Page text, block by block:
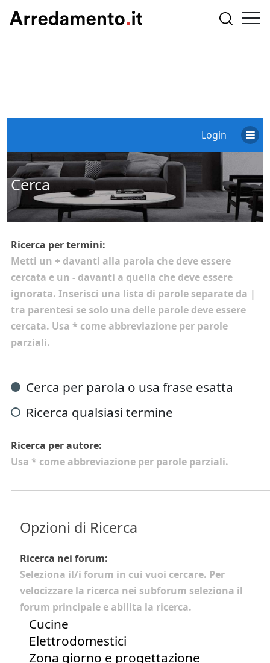
Login
Cerca
Ricerca per termini:
Metti un + davanti alla parola che deve essere
cercata e un - davanti a quella che deve essere
ignorata. Inserisci una lista di parole separate da |
tra parentesi se solo una delle parole deve essere
cercata. Usa * come abbreviazione per parole
parziali.
Cerca per parola o usa frase esatta
Ricerca qualsiasi termine
Ricerca per autore:
Usa * come abbreviazione per parole parziali.
Opzioni di Ricerca
Ricerca nei forum:
Seleziona il/i forum in cui vuoi cercare. Per
velocizzare la ricerca nei subforum seleziona il
forum principale e abilita la ricerca.